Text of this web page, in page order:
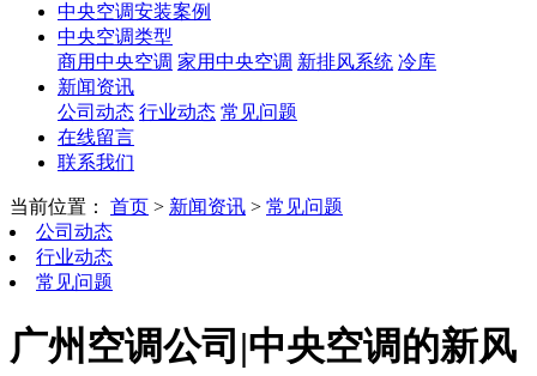
中央空调安装案例
中央空调类型
商用中央空调 家用中央空调 新排风系统 冷库
新闻资讯
公司动态 行业动态 常见问题
在线留言
联系我们
当前位置： 首页 > 新闻资讯 > 常见问题
公司动态
行业动态
常见问题
广州空调公司|中央空调的新风